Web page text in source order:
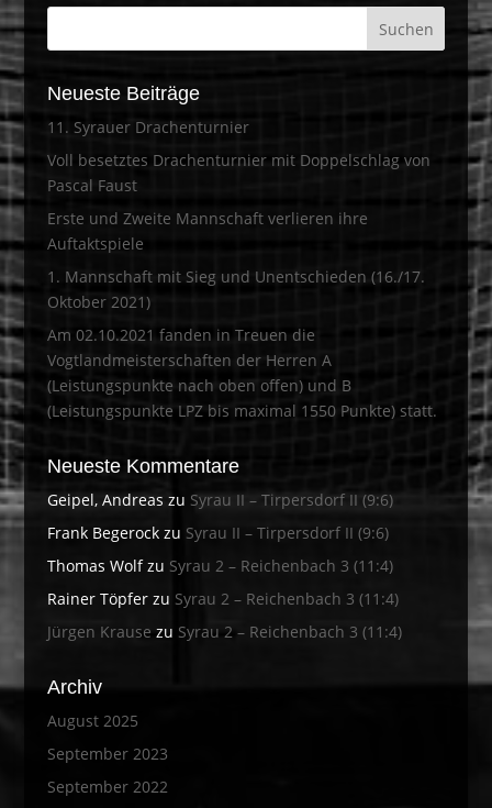
Neueste Beiträge
11. Syrauer Drachenturnier
Voll besetztes Drachenturnier mit Doppelschlag von
Pascal Faust
Erste und Zweite Mannschaft verlieren ihre
Auftaktspiele
1. Mannschaft mit Sieg und Unentschieden (16./17.
Oktober 2021)
Am 02.10.2021 fanden in Treuen die
Vogtlandmeisterschaften der Herren A
(Leistungspunkte nach oben offen) und B
(Leistungspunkte LPZ bis maximal 1550 Punkte) statt.
Neueste Kommentare
Geipel, Andreas zu Syrau II – Tirpersdorf II (9:6)
Frank Begerockzu Syrau II – Tirpersdorf II (9:6)
Thomas Wolfzu Syrau 2 – Reichenbach 3 (11:4)
Rainer Töpferzu Syrau 2 – Reichenbach 3 (11:4)
Jürgen Krause zu Syrau 2 – Reichenbach 3 (11:4)
Archiv
August 2025
September 2023
September 2022